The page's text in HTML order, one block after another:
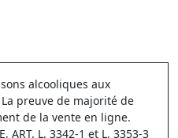
alcooliques aux
preuve de majorité de
de la vente en ligne.
ART. L. 3342-1 et L. 3353-3